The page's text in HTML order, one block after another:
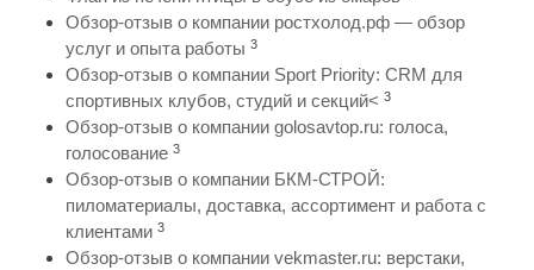
Обзор-отзыв о компании ростхолод.рф — обзор
услуг и опыта работы 3
Обзор-отзыв о компании Sport Priority: CRM для
спортивных клубов, студий и секций< 3
Обзор-отзыв о компании golosavtop.ru: голоса,
голосование 3
Обзор-отзыв о компании БКМ-СТРОЙ:
пиломатериалы, доставка, ассортимент и работа с
клиентами 3
Обзор-отзыв о компании vekmaster.ru: верстаки,